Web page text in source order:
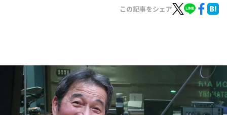
お知らせ
イベント・グッズ
YouTube
会社情報
この記事をシェア